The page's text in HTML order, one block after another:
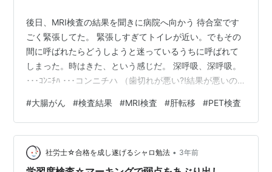
後日、MRI検査の結果を聞きに病院へ向かう 待合室です
ごく緊張してた。 緊張しすぎてトイレが近い。でもその
間に呼ばれたらどうしようと迷っているうちに呼ばれて
しまった。時はきた、という感じだ。 深呼吸、深呼吸。
･･･ｺﾝﾆﾁﾊ ･･･コンニチハ （歯切れが悪い⁈結果が悪いの
CEAが上がっているのが気になるのでやはりPET検査で判
断しよう、ということになった。 緊張して、覚悟を決め
て、扉を開けたのにモヤモヤは解決できなかった 気が抜
けた ということで次はPET検査 の前に、4カ月前に予約
した肝エコーの検査が入っていたのでそれも受けること
#大腸がん #検査結果 #MRI検査 #肝転移 #PET検査
社労士☆合格を成し遂げるシャロ勉法 • 3年前